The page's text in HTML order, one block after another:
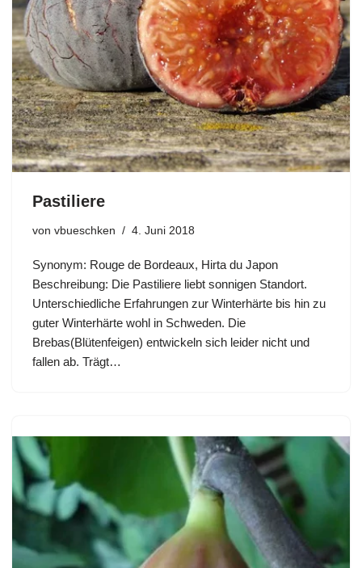
Pastiliere
von vbueschken 4. Juni 2018
Synonym: Rouge de Bordeaux, Hirta du Japon
Beschreibung: Die Pastiliere liebt sonnigen Standort.
Unterschiedliche Erfahrungen zur Winterhärte bis hin zu
guter Winterhärte wohl in Schweden. Die
Brebas(Blütenfeigen) entwickeln sich leider nicht und
fallen ab. Trägt…